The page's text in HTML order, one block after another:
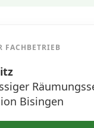
FACHBETRIEB
Bisingen